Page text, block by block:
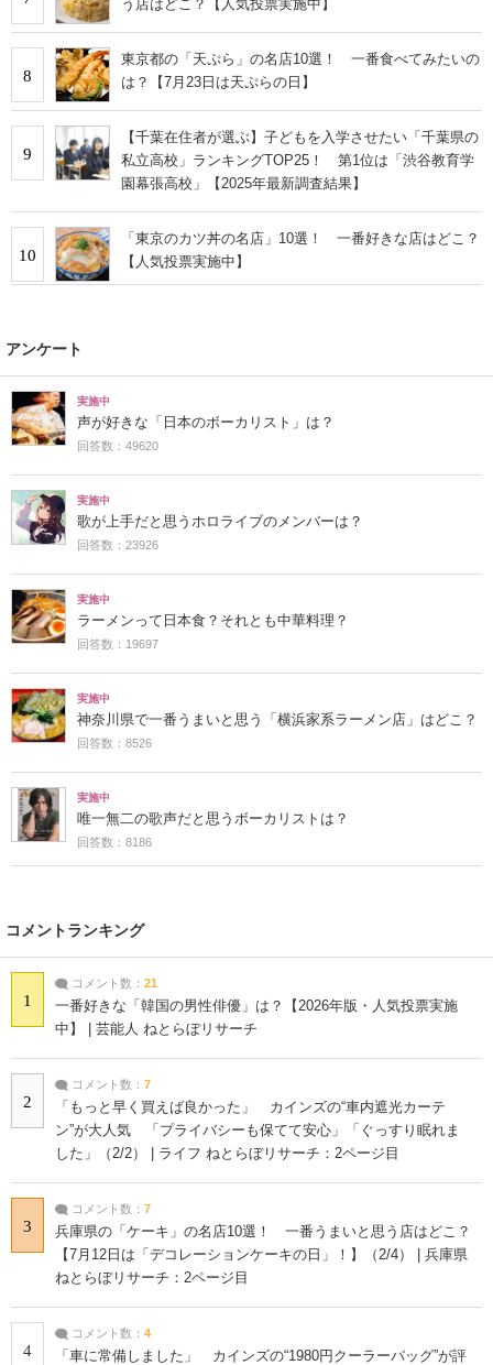
う店はどこ？【人気投票実施中】
8
東京都の「天ぷら」の名店10選！ 一番食べてみたいの
は？【7月23日は天ぷらの日】
9
【千葉在住者が選ぶ】子どもを入学させたい「千葉県の
私立高校」ランキングTOP25！ 第1位は「渋谷教育学
園幕張高校」【2025年最新調査結果】
10
「東京のカツ丼の名店」10選！ 一番好きな店はどこ？
【人気投票実施中】
アンケート
実施中
声が好きな「日本のボーカリスト」は？
回答数：49620
実施中
歌が上手だと思うホロライブのメンバーは？
回答数：23926
実施中
ラーメンって日本食？それとも中華料理？
回答数：19697
実施中
神奈川県で一番うまいと思う「横浜家系ラーメン店」はどこ？
回答数：8526
実施中
唯一無二の歌声だと思うボーカリストは？
回答数：8186
コメントランキング
1
コメント数： 21
一番好きな「韓国の男性俳優」は？【2026年版・人気投票実施
中】 | 芸能人 ねとらぼリサーチ
2
コメント数： 7
「もっと早く買えば良かった」 カインズの“車内遮光カーテ
ン”が大人気 「プライバシーも保てて安心」「ぐっすり眠れま
した」（2/2） | ライフ ねとらぼリサーチ：2ページ目
3
コメント数： 7
兵庫県の「ケーキ」の名店10選！ 一番うまいと思う店はどこ？
【7月12日は「デコレーションケーキの日」！】（2/4） | 兵庫県
ねとらぼリサーチ：2ページ目
4
コメント数： 4
「車に常備しました」 カインズの“1980円クーラーバッグ”が評